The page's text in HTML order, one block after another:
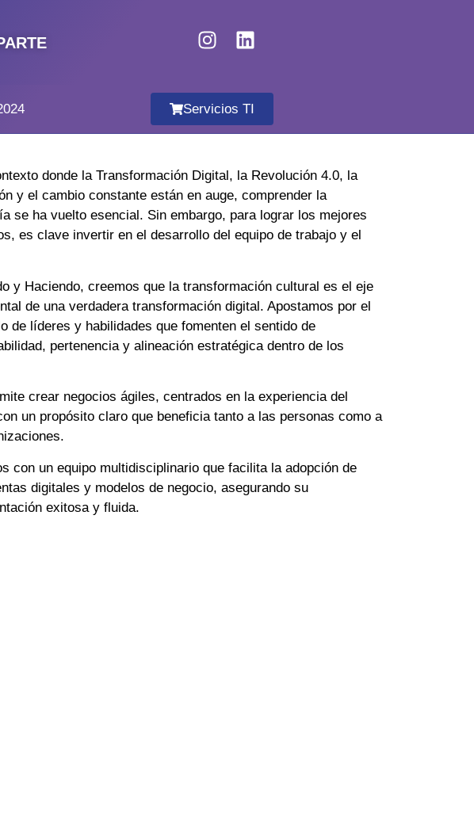
Servicios TI
donde la Transformación Digital, la Revolución 4.0, la
y el cambio constante están en auge, comprender la
se ha vuelto esencial. Sin embargo, para lograr los mejores
es clave invertir en el desarrollo del equipo de trabajo y el
y Haciendo, creemos que la transformación cultural es el eje
de una verdadera transformación digital. Apostamos por el
de líderes y habilidades que fomenten el sentido de
pertenencia y alineación estratégica dentro de los
crear negocios ágiles, centrados en la experiencia del
un propósito claro que beneficia tanto a las personas como a
con un equipo multidisciplinario que facilita la adopción de
digitales y modelos de negocio, asegurando su
exitosa y fluida.